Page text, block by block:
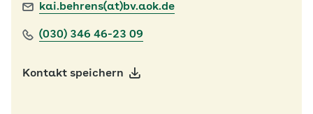
kai.behrens(at)bv.aok.de
(030) 346 46-23 09
Kontakt speichern